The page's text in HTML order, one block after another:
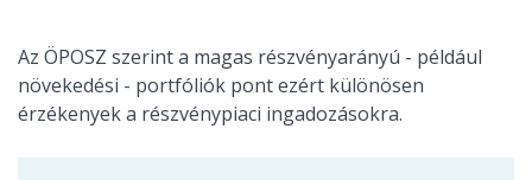
Az ÖPOSZ szerint a magas részvényarányú - például
növekedési - portfóliók pont ezért különösen
érzékenyek a részvénypiaci ingadozásokra.